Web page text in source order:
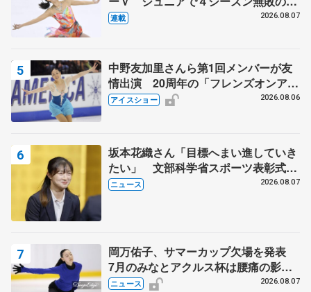
田麻央
連載 2026.08.07
中野友加里さんら第1回メンバーが友
情出演 20周年の「フレンズオンアイ
ス」 宮本賢二さん、有川梨絵さん、
アイスショー 2026.08.06
坂本花織さん「目標へまい進していき
たい」 文部科学省スポーツ表彰式で
代表謝辞
ニュース 2026.08.07
岡万佑子、サマーカップ欠場を発表
7月のみなとアクルス杯は腰痛の影響
で
ニュース 2026.08.07